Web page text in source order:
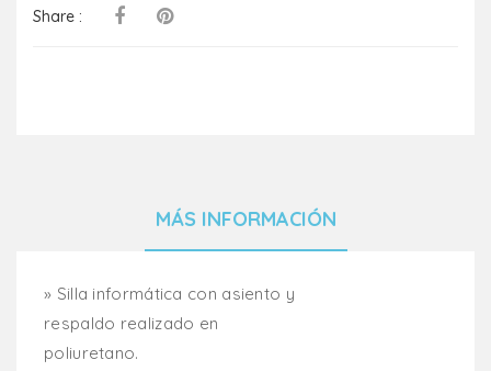
Share :
MÁS INFORMACIÓN
» Silla informática con asiento y
respaldo realizado en
poliuretano.